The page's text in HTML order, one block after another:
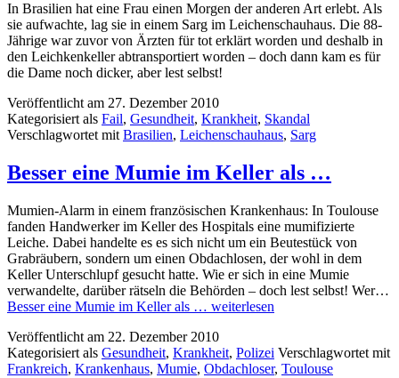
In Brasilien hat eine Frau einen Morgen der anderen Art erlebt. Als
sie aufwachte, lag sie in einem Sarg im Leichenschauhaus. Die 88-
Jährige war zuvor von Ärzten für tot erklärt worden und deshalb in
den Leichkenkeller abtransportiert worden – doch dann kam es für
die Dame noch dicker, aber lest selbst!
Veröffentlicht am 27. Dezember 2010
Kategorisiert als Fail, Gesundheit, Krankheit, Skandal
Verschlagwortet mit Brasilien, Leichenschauhaus, Sarg
Besser eine Mumie im Keller als …
Mumien-Alarm in einem französischen Krankenhaus: In Toulouse
fanden Handwerker im Keller des Hospitals eine mumifizierte
Leiche. Dabei handelte es es sich nicht um ein Beutestück von
Grabräubern, sondern um einen Obdachlosen, der wohl in dem
Keller Unterschlupf gesucht hatte. Wie er sich in eine Mumie
verwandelte, darüber rätseln die Behörden – doch lest selbst! Wer…
Besser eine Mumie im Keller als … weiterlesen
Veröffentlicht am 22. Dezember 2010
Kategorisiert als Gesundheit, Krankheit, Polizei Verschlagwortet mit
Frankreich, Krankenhaus, Mumie, Obdachloser, Toulouse